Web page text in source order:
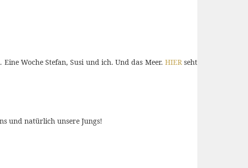
Woche Stefan, Susi und ich. Und das Meer. HIER seht
und natürlich unsere Jungs!